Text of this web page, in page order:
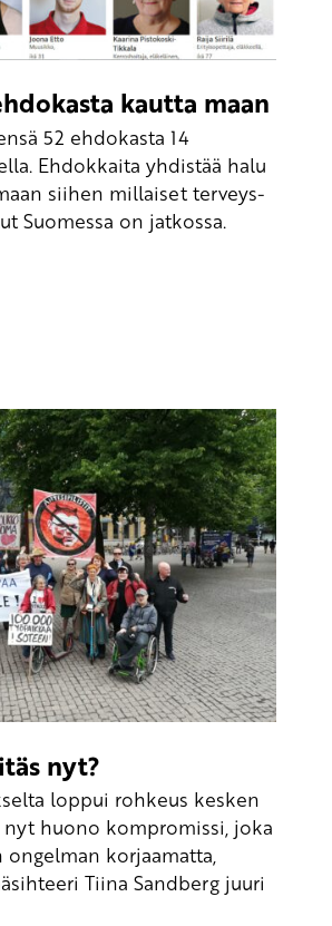
kautta maan
52 ehdokasta 14
Ehdokkaita yhdistää halu
siihen millaiset terveys-
Suomessa on jatkossa.
nyt?
loppui rohkeus kesken
huono kompromissi, joka
ongelman korjaamatta,
Tiina Sandberg juuri